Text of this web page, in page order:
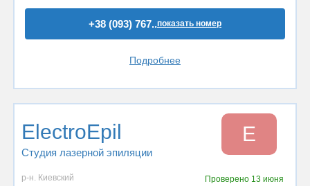
+38 (093) 767..показать номер
Подробнее
ElectroEpil
Студия лазерной эпиляции
E
р-н. Киевский Проверено 13 июня